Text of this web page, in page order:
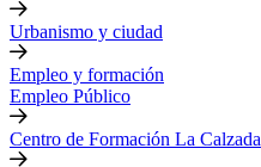
Urbanismo y ciudad
Empleo y formación
Empleo Público
Centro de Formación La Calzada